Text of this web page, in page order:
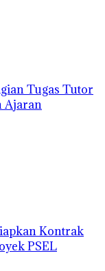
Tugas Tutor
Ajaran
Kontrak
PSEL